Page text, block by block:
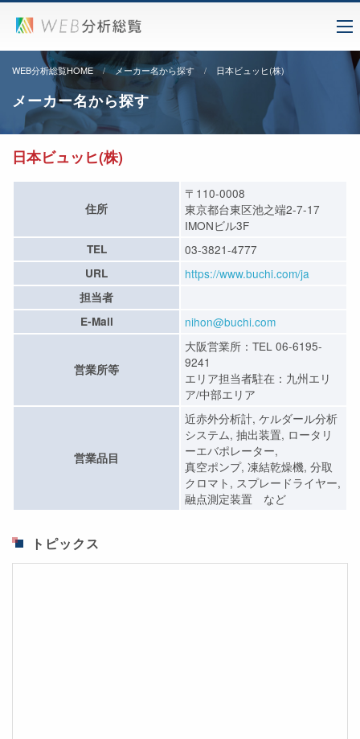
WEB分析総覧HOME メーカー名から探す 日本ビュッヒ(株)
メーカー名から探す
日本ビュッヒ(株)
住所
〒110-0008
東京都台東区池之端2-7-17
IMONビル3F
TEL 03-3821-4777
URL https://www.buchi.com/ja
担当者
E-Mail
nihon@buchi.com
営業所等
大阪営業所：TEL 06-6195-
9241
エリア担当者駐在：九州エリ
ア/中部エリア
営業品目
近赤外分析計, ケルダール分析
システム, 抽出装置, ロータリ
ーエバポレーター,
真空ポンプ, 凍結乾燥機, 分取
クロマト, スプレードライヤー,
融点測定装置 など
トピックス